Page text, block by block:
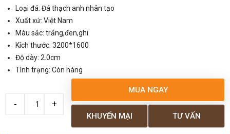
Loại đá: Đá thạch anh nhân tạo
Xuất xứ: Việt Nam
Màu sắc: trắng,đen,ghi
Kích thước: 3200*1600
Độ dày: 2.0cm
Tình trạng: Còn hàng
MUA NGAY
TƯ VẤN
KHUYẾN MẠI